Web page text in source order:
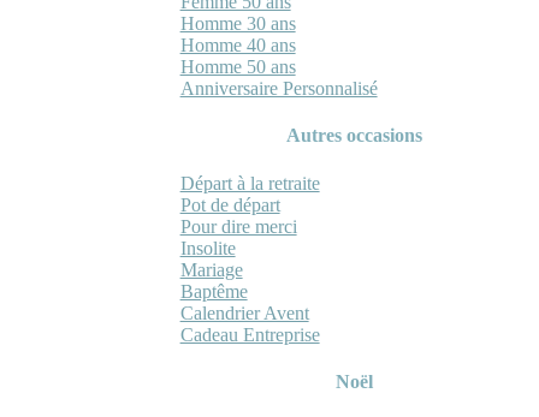
Homme 30 ans
Homme 40 ans
Homme 50 ans
Anniversaire Personnalisé
Autres occasions
Départ à la retraite
Pot de départ
Pour dire merci
Insolite
Mariage
Baptême
Calendrier Avent
Cadeau Entreprise
Noël